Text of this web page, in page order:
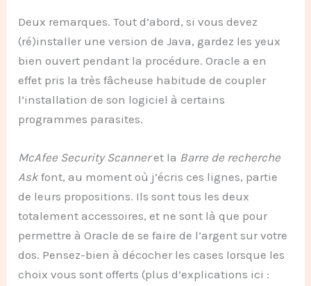
Deux remarques. Tout d’abord, si vous devez
(ré)installer une version de Java, gardez les yeux
bien ouvert pendant la procédure. Oracle a en
effet pris la très fâcheuse habitude de coupler
l’installation de son logiciel à certains
programmes parasites.
McAfee Security Scanneret la Barre de recherche
Ask font, au moment où j’écris ces lignes, partie
de leurs propositions. Ils sont tous les deux
totalement accessoires, et ne sont là que pour
permettre à Oracle de se faire de l’argent sur votre
dos. Pensez-bien à décocher les cases lorsque les
choix vous sont offerts (plus d’explications ici :